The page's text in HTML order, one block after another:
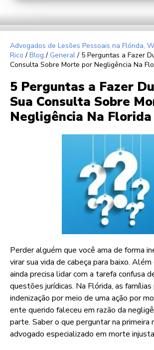
Advogados de Lesões Pessoais na Flórida,
Rico / Blog / General/ 5 Perguntas a Fazer
Consulta Sobre Morte por Negligência Na
5 Perguntas a Fazer
Sua Consulta Sobre
Negligência Na Florida
Perder alguém que você ama de forma
virar sua vida de cabeça para baixo.
ainda precisa lidar com a tarefa confusa
questões jurídicas. Na Flórida, as
indenização por meio de uma ação por
ente querido faleceu em razão da
parte. Saber o que perguntar na primeira
advogado especializado em morte